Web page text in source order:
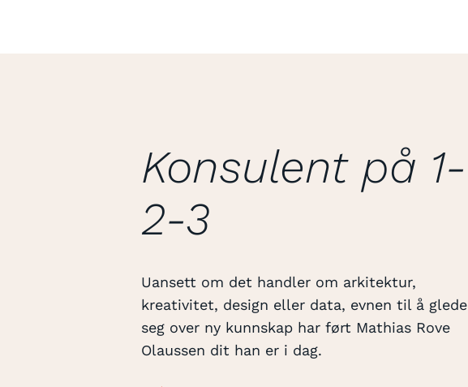
Konsulent på 1-
2-3
Uansett om det handler om arkitektur,
kreativitet, design eller data, evnen til å glede
seg over ny kunnskap har ført Mathias Rove
Olaussen dit han er i dag.